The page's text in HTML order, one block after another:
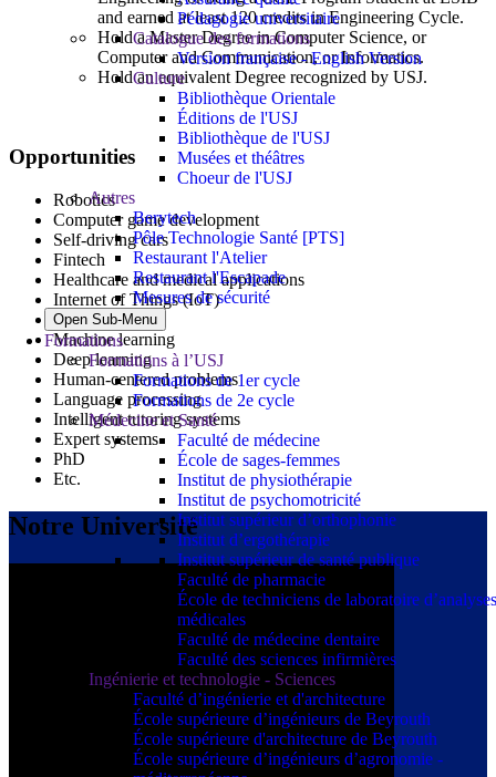
Pédagogie universitaire
Catalogue des formations
Version française - English Version
Culture
Bibliothèque Orientale
Éditions de l'USJ
Bibliothèque de l'USJ
Musées et théâtres
Choeur de l'USJ
Autres
Berytech
Pôle Technologie Santé [PTS]
Restaurant l'Atelier
Restaurant l'Escapade
Mesures de sécurité
Open Sub-Menu
Formations
Formations à l’USJ
Formations de 1er cycle
Formations de 2e cycle
Médecine et Santé
Faculté de médecine
École de sages-femmes
Institut de physiothérapie
Institut de psychomotricité
Institut supérieur d’orthophonie
Institut d’ergothérapie
Institut supérieur de santé publique
Faculté de pharmacie
École de techniciens de laboratoire d’analyses
médicales
Faculté de médecine dentaire
Faculté des sciences infirmières
Ingénierie et technologie - Sciences
Faculté d’ingénierie et d'architecture
École supérieure d’ingénieurs de Beyrouth
École supérieure d'architecture de Beyrouth
École supérieure d’ingénieurs d’agronomie -
and earned at least 120 credits in Engineering Cycle.
Hold a Master Degree in Computer Science, or
Computer and Communication, or Informatics.
Hold an equivalent Degree recognized by USJ.
Opportunities
Robotics
Computer game development
Self-driving cars
Fintech
Healthcare and medical applications
Internet of Things (IoT)
Economy
Machine learning
Deep learning
Human-centered problems
Language processing
Intelligent tutoring systems
Expert systems
PhD
Etc.
Notre Université